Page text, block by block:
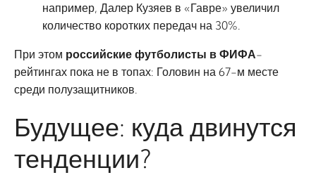
например, Далер Кузяев в «Гавре» увеличил
количество коротких передач на 30%.
При этом российские футболисты в ФИФА-
рейтингах пока не в топах: Головин на 67-м месте
среди полузащитников.
Будущее: куда двинутся
тенденции?